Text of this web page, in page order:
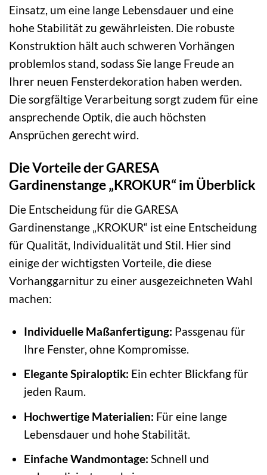
Einsatz, um eine lange Lebensdauer und eine
hohe Stabilität zu gewährleisten. Die robuste
Konstruktion hält auch schweren Vorhängen
problemlos stand, sodass Sie lange Freude an
Ihrer neuen Fensterdekoration haben werden.
Die sorgfältige Verarbeitung sorgt zudem für eine
ansprechende Optik, die auch höchsten
Ansprüchen gerecht wird.
Die Vorteile der GARESA
Gardinenstange „KROKUR“ im Überblick
Die Entscheidung für die GARESA
Gardinenstange „KROKUR“ ist eine Entscheidung
für Qualität, Individualität und Stil. Hier sind
einige der wichtigsten Vorteile, die diese
Vorhanggarnitur zu einer ausgezeichneten Wahl
machen:
Individuelle Maßanfertigung: Passgenau für
Ihre Fenster, ohne Kompromisse.
Elegante Spiraloptik: Ein echter Blickfang für
jeden Raum.
Hochwertige Materialien: Für eine lange
Lebensdauer und hohe Stabilität.
Einfache Wandmontage: Schnell und